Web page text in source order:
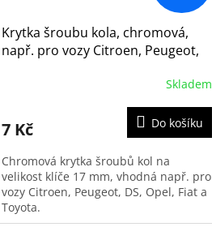
Krytka šroubu kola, chromová,
např. pro vozy Citroen, Peugeot,
Skladem
7 Kč Do košíku
Chromová krytka šroubů kol na
velikost klíče 17 mm, vhodná např. pro
vozy Citroen, Peugeot, DS, Opel, Fiat a
Toyota.